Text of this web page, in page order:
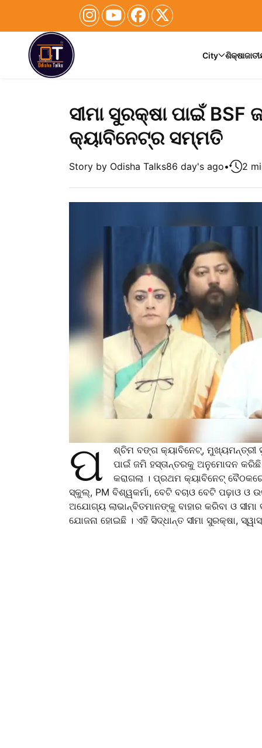
City ଶିକ୍ଷା
ସୀମା ସୁରକ୍ଷା ପାଇଁ BSF
କ୍ୟାବିନେଟ୍‌ର ସମ୍ମତି
Story by Odisha Talks86 day's ago• 2
ପ
ଶ୍ଚିମ ବଙ୍ଗ କ୍ୟାବିନେଟ୍‌, ମୁଖ୍ୟମନ୍ତ୍ରୀ
ପାଇଁ ଜମି ହସ୍ତାନ୍ତରକୁ ଅନୁମୋଦନ କରିଛି
କରାଗଲା । ପ୍ରଥମ କ୍ୟାବିନେଟ୍‌
ସ୍କୁଲ୍‌, PM ବିଶ୍ୱକର୍ମା, ବେଟି ବଚାଓ ବେଟି ପଢ଼ାଓ
ଅଯୋଗ୍ୟ ଲାଭାନ୍ବିତମାନଙ୍କୁ ବାହାର କରିବା ଓ
ଯୋଜନା ହୋଇଛି । ଏହି ସିଦ୍ଧାନ୍ତ ସୀମା ସୁରକ୍ଷା,